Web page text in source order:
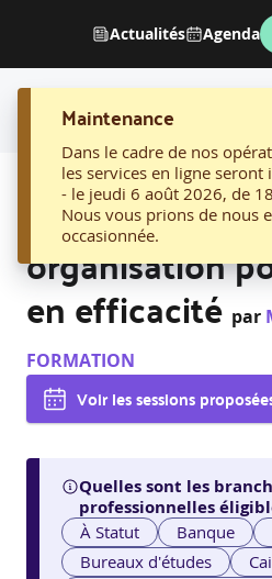
Actualités Agenda
Maintenance
Dans le cadre de nos
les services en ligne seront
- le jeudi 6 août 2026, de
Nous vous prions de nous
occasionnée.
AFFICHER LE FIL D'ARIANE
02. Améliorer
organisation
en efficacité par
FORMATION
Voir les sessions
Quelles sont les
professionnelles
À Statut Banque
Bureaux d'études